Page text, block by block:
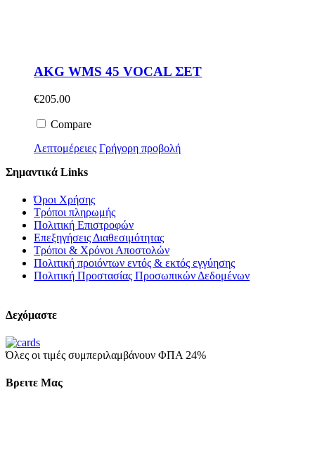
AKG WMS 45 VOCAL ΣΕΤ
€205.00
Compare
Λεπτομέρειες Γρήγορη προβολή
Σημαντικά Links
Όροι Χρήσης
Τρόποι πληρωμής
Πολιτική Επιστροφών
Επεξηγήσεις Διαθεσιμότητας
Τρόποι & Χρόνοι Αποστολών
Πολιτική προιόντων εντός & εκτός εγγύησης
Πολιτική Προστασίας Προσωπικών Δεδομένων
Δεχόμαστε
Όλες οι τιμές συμπεριλαμβάνουν ΦΠΑ 24%
Βρειτε Μας